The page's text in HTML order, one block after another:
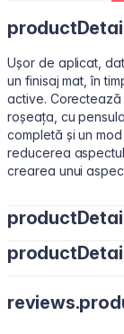
Ușor de aplicat,
un finisaj mat, în
active.
roșeața, cu
completă și un
reducerea
crearea unui
Aplicați puncte
Glycol, Peg-10